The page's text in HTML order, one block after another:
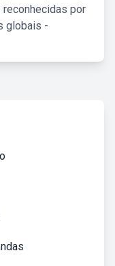
por
globais -